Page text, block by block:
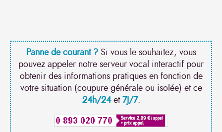
Panne de courant ?Si vous le souhaitez, vous
pouvez appeler notre serveur vocal interactif pour
obtenir des informations pratiques en fonction de
votre situation (coupure générale ou isolée) et ce
24h/24et7J/7.